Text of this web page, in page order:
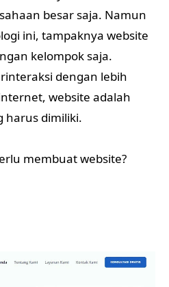
besar saja. Namun
ini, tampaknya website
kelompok saja.
dengan lebih
website adalah
harus dimiliki.
membuat website?